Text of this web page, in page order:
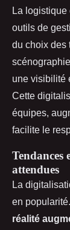
La
outils de
du choix des
une visibilité
Cette
équipes,
facilite le
Tendances
attendues
La
en
réalité